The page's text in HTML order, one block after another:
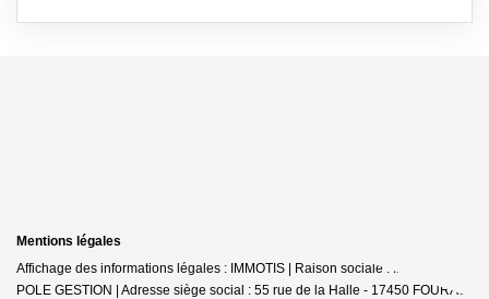
Mentions légales
Affichage des informations légales : IMMOTIS | Raison sociale : IMMOTIS
POLE GESTION | Adresse siège social : 55 rue de la Halle - 17450 FOURAS